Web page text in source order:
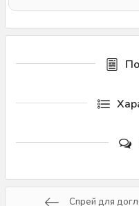
Спрей для